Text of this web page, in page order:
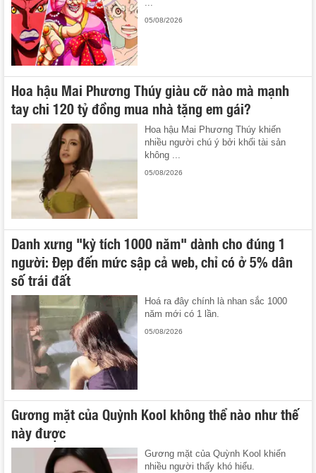
...
05/08/2026
Hoa hậu Mai Phương Thúy giàu cỡ nào mà mạnh
tay chi 120 tỷ đồng mua nhà tặng em gái?
Hoa hậu Mai Phương Thúy khiến
nhiều người chú ý bởi khối tài sản
không ...
05/08/2026
Danh xưng "kỳ tích 1000 năm" dành cho đúng 1
người: Đẹp đến mức sập cả web, chỉ có ở 5% dân
số trái đất
Hoá ra đây chính là nhan sắc 1000
năm mới có 1 lần.
05/08/2026
Gương mặt của Quỳnh Kool không thể nào như thế
này được
Gương mặt của Quỳnh Kool khiến
nhiều người thấy khó hiểu.